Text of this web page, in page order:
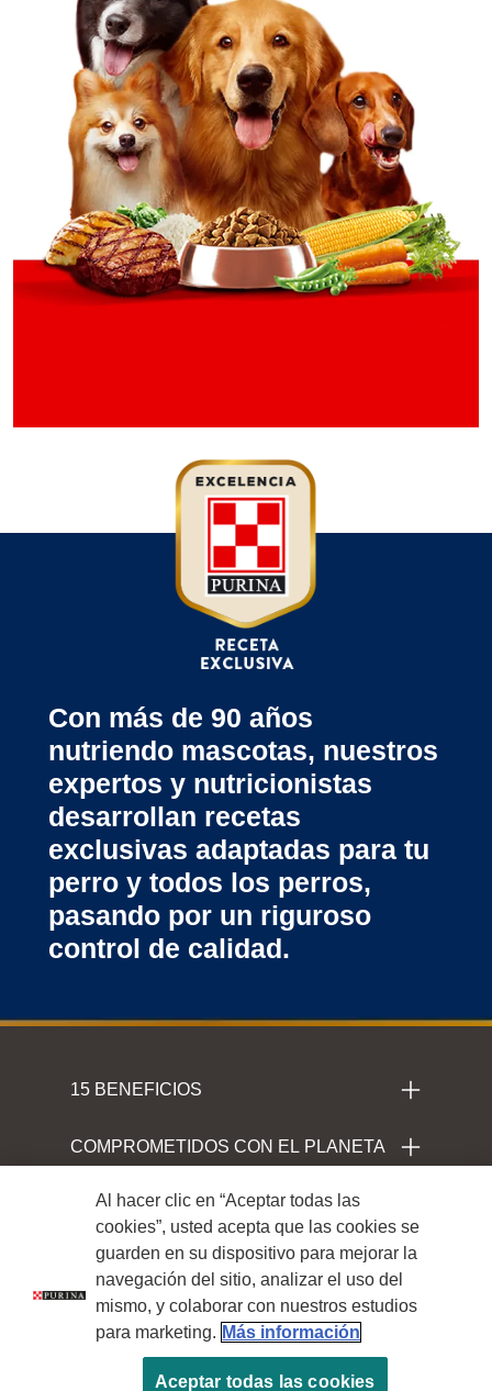
Con más de 90 años
nutriendo mascotas, nuestros
expertos y nutricionistas
desarrollan recetas
exclusivas adaptadas para tu
perro y todos los perros,
pasando por un riguroso
control de calidad.
15 BENEFICIOS
COMPROMETIDOS CON EL PLANETA
LEGALES
Al hacer clic en “Aceptar todas las
cookies”, usted acepta que las cookies se
guarden en su dispositivo para mejorar la
navegación del sitio, analizar el uso del
mismo, y colaborar con nuestros estudios
para marketing. Más información
Aceptar todas las cookies